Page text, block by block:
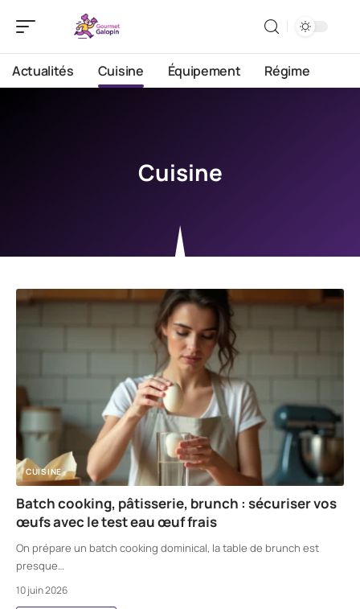
Actualités Cuisine Équipement Régime
Cuisine
CUISINE
Batch cooking, pâtisserie, brunch : sécuriser vos
œufs avec le test eau œuf frais
On prépare un batch cooking dominical, la table de brunch est
presque…
10 juin 2026